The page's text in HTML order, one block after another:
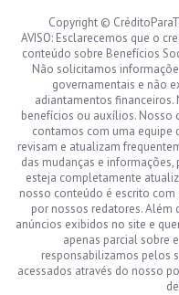
Copyright ©
AVISO: Esclarecemos que o
conteúdo sobre Benefícios
Não solicitamos
governamentais e não
adiantamentos
benefícios ou auxílios. Nosso
contamos com uma equipe
revisam e atualizam
das mudanças e
esteja completamente
nosso conteúdo é escrito
por nossos redatores. Além
anúncios exibidos no site e
apenas parcial sobre
responsabilizamos pelos
acessados através do nosso